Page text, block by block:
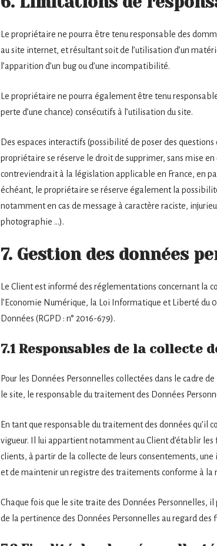
Le propriétaire ne pourra être tenu responsable des
au site internet, et résultant soit de l’utilisation d’un
l’apparition d’un bug ou d’une incompatibilité.
Le propriétaire ne pourra également être tenu
perte d’une chance) consécutifs à l’utilisation du site.
Des espaces interactifs (possibilité de poser des
propriétaire se réserve le droit de supprimer, sans mise
contreviendrait à la législation applicable en France, en
échéant, le propriétaire se réserve également la
notamment en cas de message à caractère raciste,
photographie …).
7. Gestion des données
Le Client est informé des réglementations concernant la
l’Economie Numérique, la Loi Informatique et Liberté du
Données (RGPD : n° 2016-679).
7.1 Responsables de la collecte
Pour les Données Personnelles collectées dans le cadre
le site, le responsable du traitement des Données
En tant que responsable du traitement des données qu’il
vigueur. Il lui appartient notamment au Client d’établir
clients, à partir de la collecte de leurs consentements,
et de maintenir un registre des traitements conforme à la
Chaque fois que le site traite des Données Personnelles,
de la pertinence des Données Personnelles au regard